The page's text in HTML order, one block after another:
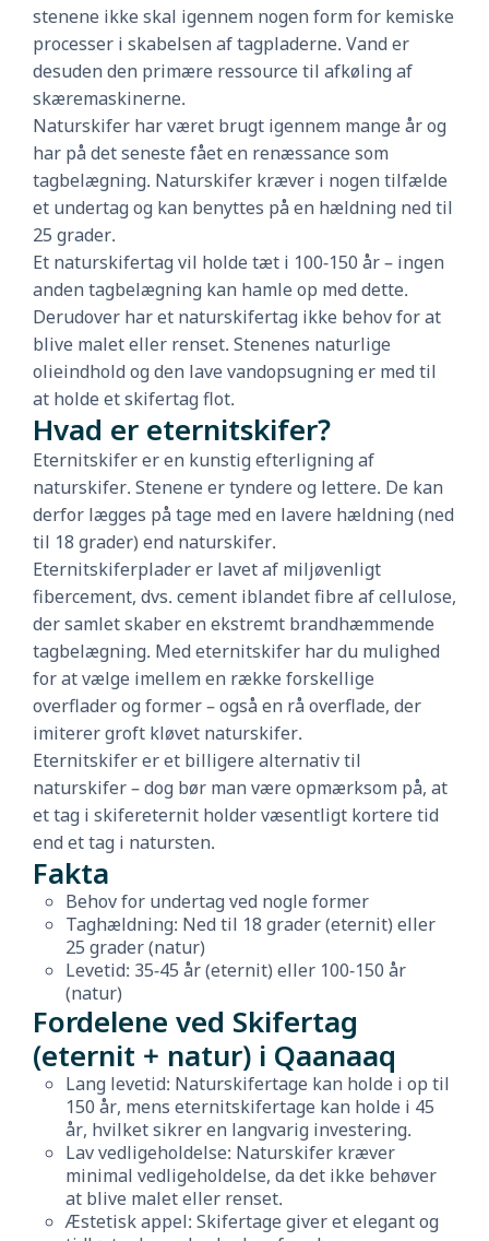
stenene ikke skal igennem nogen form for kemiske
processer i skabelsen af tagpladerne. Vand er
desuden den primære ressource til afkøling af
skæremaskinerne.
Naturskifer har været brugt igennem mange år og
har på det seneste fået en renæssance som
tagbelægning. Naturskifer kræver i nogen tilfælde
et undertag og kan benyttes på en hældning ned til
25 grader.
Et naturskifertag vil holde tæt i 100-150 år – ingen
anden tagbelægning kan hamle op med dette.
Derudover har et naturskifertag ikke behov for at
blive malet eller renset. Stenenes naturlige
olieindhold og den lave vandopsugning er med til
at holde et skifertag flot.
Hvad er eternitskifer?
Eternitskifer er en kunstig efterligning af
naturskifer. Stenene er tyndere og lettere. De kan
derfor lægges på tage med en lavere hældning (ned
til 18 grader) end naturskifer.
Eternitskiferplader er lavet af miljøvenligt
fibercement, dvs. cement iblandet fibre af cellulose,
der samlet skaber en ekstremt brandhæmmende
tagbelægning. Med eternitskifer har du mulighed
for at vælge imellem en række forskellige
overflader og former – også en rå overflade, der
imiterer groft kløvet naturskifer.
Eternitskifer er et billigere alternativ til
naturskifer – dog bør man være opmærksom på, at
et tag i skifereternit holder væsentligt kortere tid
end et tag i natursten.
Fakta
Behov for undertag ved nogle former
Taghældning: Ned til 18 grader (eternit) eller
25 grader (natur)
Levetid: 35-45 år (eternit) eller 100-150 år
(natur)
Fordelene ved Skifertag
(eternit + natur) i Qaanaaq
Lang levetid: Naturskifertage kan holde i op til
150 år, mens eternitskifertage kan holde i 45
år, hvilket sikrer en langvarig investering.
Lav vedligeholdelse: Naturskifer kræver
minimal vedligeholdelse, da det ikke behøver
at blive malet eller renset.
Æstetisk appel: Skifertage giver et elegant og